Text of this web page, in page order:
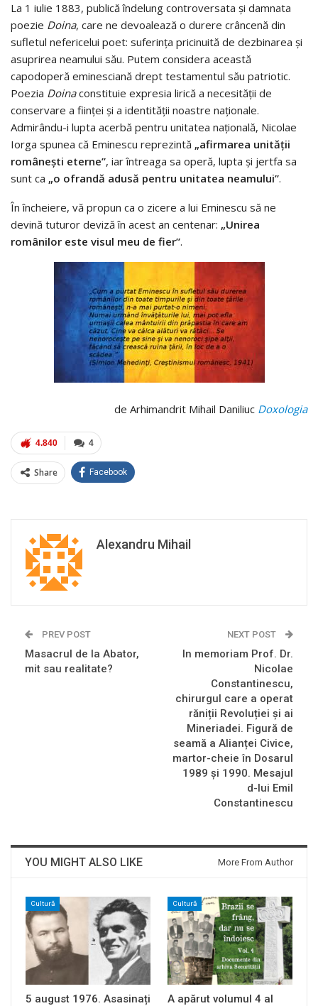
La 1 iulie 1883, publică îndelung controversata și damnata
poezie Doina, care ne devoalează o durere crâncenă din
sufletul nefericelui poet: suferința pricinuită de dezbinarea și
asuprirea neamului său. Putem considera această
capodoperă eminesciană drept testamentul său patriotic.
Poezia Doinaconstituie expresia lirică a necesității de
conservare a ființei și a identității noastre naționale.
Admirându-i lupta acerbă pentru unitatea națională, Nicolae
Iorga spunea că Eminescu reprezintă „afirmarea unităţii
româneşti eterne”, iar întreaga sa operă, lupta şi jertfa sa
sunt ca „o ofrandă adusă pentru unitatea neamului”.
În încheiere, vă propun ca o zicere a lui Eminescu să ne
devină tuturor deviză în acest an centenar: „Unirea
românilor este visul meu de fier”.
de Arhimandrit Mihail Daniliuc Doxologia
4
4.840
Share Facebook
Alexandru Mihail
PREV POST
Masacrul de la Abator,
mit sau realitate?
NEXT POST
In memoriam Prof. Dr.
Nicolae
Constantinescu,
chirurgul care a operat
răniții Revoluției și ai
Mineriadei. Figură de
seamă a Alianței Civice,
martor-cheie în Dosarul
1989 și 1990. Mesajul
d-lui Emil
Constantinescu
YOU MIGHT ALSO LIKE More From Author
Cultură
5 august 1976. Asasinați
Cultură
A apărut volumul 4 al